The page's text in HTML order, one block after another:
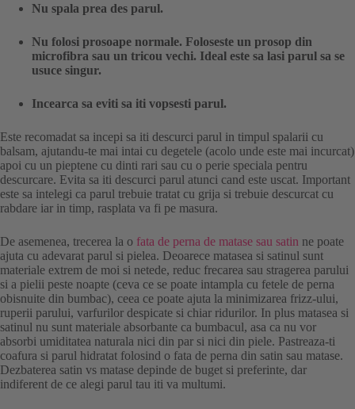
Nu spala prea des parul.
Nu folosi prosoape normale. Foloseste un prosop din
microfibra sau un tricou vechi. Ideal este sa lasi parul sa se
usuce singur.
Incearca sa eviti sa iti vopsesti parul.
Este recomadat sa incepi sa iti descurci parul in timpul spalarii cu
balsam, ajutandu-te mai intai cu degetele (acolo unde este mai incurcat)
apoi cu un pieptene cu dinti rari sau cu o perie speciala pentru
descurcare. Evita sa iti descurci parul atunci cand este uscat. Important
este sa intelegi ca parul trebuie tratat cu grija si trebuie descurcat cu
rabdare iar in timp, rasplata va fi pe masura.
De asemenea, trecerea la o fata de perna de matase sau satin ne poate
ajuta cu adevarat parul si pielea. Deoarece matasea si satinul sunt
materiale extrem de moi si netede, reduc frecarea sau stragerea parului
si a pielii peste noapte (ceva ce se poate intampla cu fetele de perna
obisnuite din bumbac), ceea ce poate ajuta la minimizarea frizz-ului,
ruperii parului, varfurilor despicate si chiar ridurilor. In plus matasea si
satinul nu sunt materiale absorbante ca bumbacul, asa ca nu vor
absorbi umiditatea naturala nici din par si nici din piele. Pastreaza-ti
coafura si parul hidratat folosind o fata de perna din satin sau matase.
Dezbaterea satin vs matase depinde de buget si preferinte, dar
indiferent de ce alegi parul tau iti va multumi.